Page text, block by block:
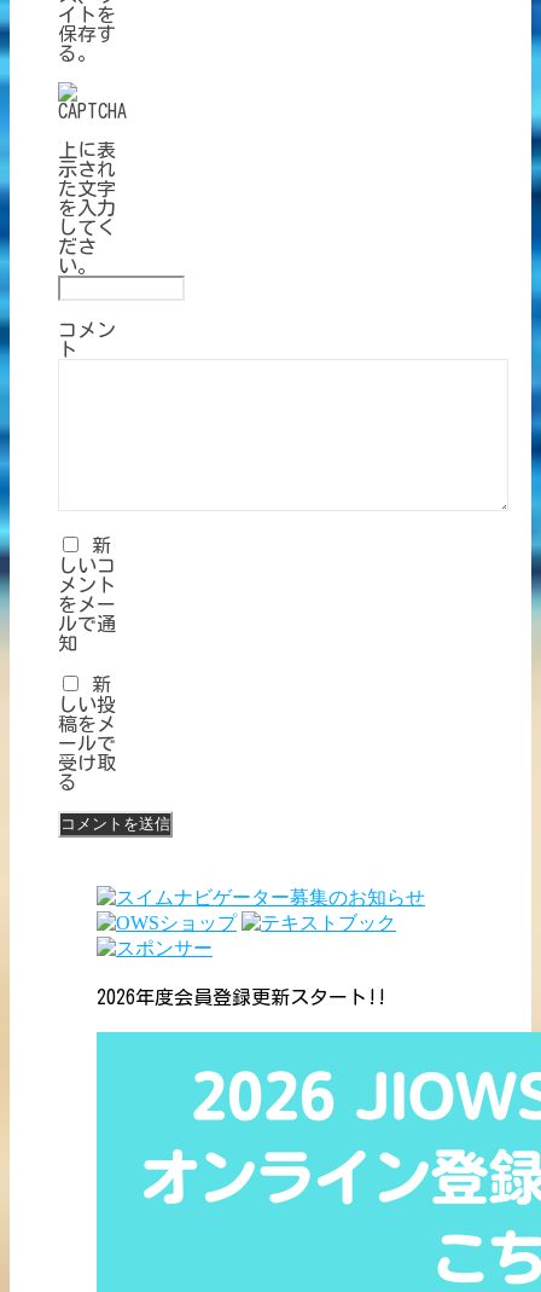
イトを
保存す
る。
上に表
示され
た文字
を入力
してく
ださ
い。
コメン
ト
新
しいコ
メント
をメー
ルで通
知
新
しい投
稿をメ
ールで
受け取
る
2026年度会員登録更新スタート!!